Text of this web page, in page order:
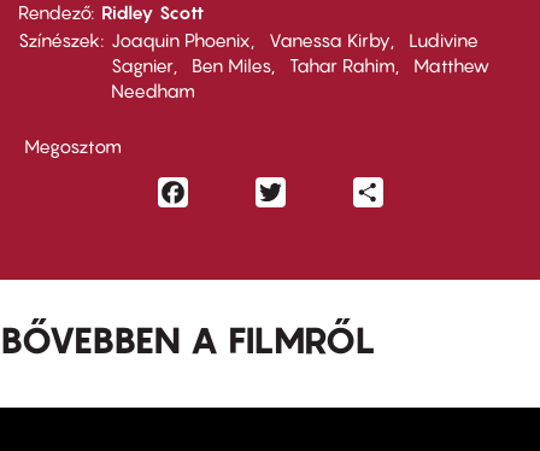
Rendező Ridley Scott
Színészek
Joaquin Phoenix Vanessa Kirby
Ludivine
Sagnier
Ben Miles Tahar Rahim
Matthew
Needham
Megosztom
Facebook
BŐVEBBEN A FILMRŐL